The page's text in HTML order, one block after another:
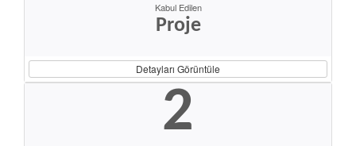
Kabul Edilen
Proje
Detayları Görüntüle
2